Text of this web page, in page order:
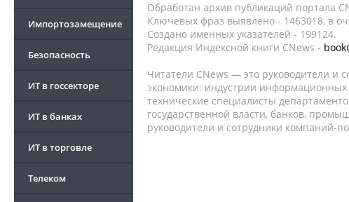
Импортозамещение
Безопасность
ИТ в госсекторе
ИТ в банках
ИТ в торговле
Телеком
Обработан архив публикаций портала
Ключевых фраз выявлено - 1463018, в
Создано именных указателей - 199124.
Редакция Индексной книги CNews -
Читатели CNews — это руководители и
экономики: индустрии
технические специалисты
государственной власти, банков,
руководители и сотрудники компаний-